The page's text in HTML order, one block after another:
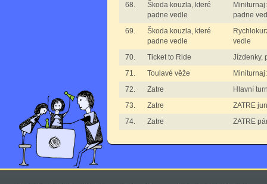
68.
Škoda kouzla, které
padne vedle
padne
69.
Škoda kouzla, které
padne vedle
vedle
70.
Ticket to Ride
Jízdenky,
71.
Toulavé věže
72.
Zatre
Hlavní
73.
Zatre
ZATRE
74.
Zatre ZATRE